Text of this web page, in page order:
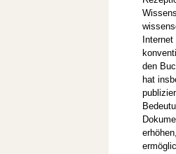
den
hat